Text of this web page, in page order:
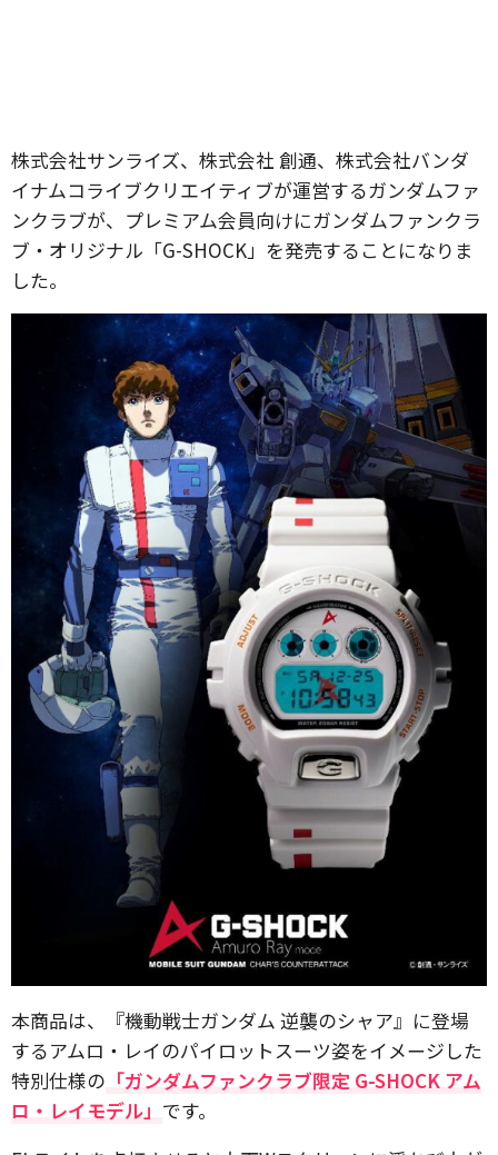
株式会社サンライズ、株式会社 創通、株式会社バンダ
イナムコライブクリエイティブが運営するガンダムファ
ンクラブが、プレミアム会員向けにガンダムファンクラ
ブ・オリジナル「G-SHOCK」を発売することになりま
した。
本商品は、『機動戦士ガンダム 逆襲のシャア』に登場
するアムロ・レイのパイロットスーツ姿をイメージした
特別仕様の 「ガンダムファンクラブ限定 G-SHOCK アム
ロ・レイモデル」 です。